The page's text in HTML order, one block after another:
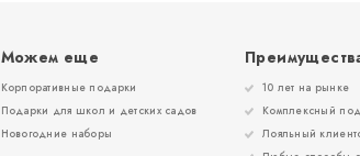
Можем еще
Корпоративные подарки
Подарки для школ и детских садов
Новогодние наборы
10 лет на рынке
Комплексный
Лояльный